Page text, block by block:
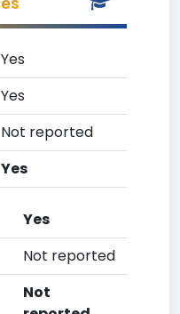
Yes
Yes
Not reported
Yes
Yes
Not reported
Not